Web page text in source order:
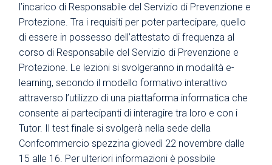
l’incarico di Responsabile del Servizio di Prevenzione e
Protezione. Tra i requisiti per poter partecipare, quello
di essere in possesso dell’attestato di frequenza al
corso di Responsabile del Servizio di Prevenzione e
Protezione. Le lezioni si svolgeranno in modalità e-
learning, secondo il modello formativo interattivo
attraverso l’utilizzo di una piattaforma informatica che
consente ai partecipanti di interagire tra loro e con i
Tutor. Il test finale si svolgerà nella sede della
Confcommercio spezzina giovedì 22 novembre dalle
15 alle 16. Per ulteriori informazioni è possibile